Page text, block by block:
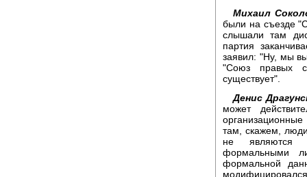
Михаил
были на съезде
слышали там
партия
заявил: "Ну, мы
"Союз правых
существует".
Денис
может
там, скажем,
не являются
формальными
формальной